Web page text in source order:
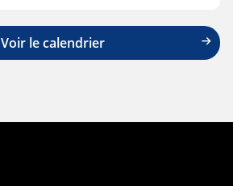
Voir le calendrier